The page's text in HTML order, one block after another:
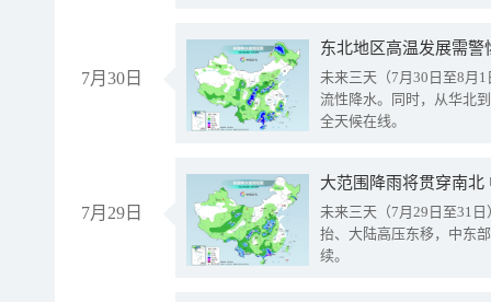
7月30日
东北地区高温发展需
未来三天（7月30日至8月
流性降水。同时，从华北
全天候在线。
7月29日
大范围降雨将贯穿南
未来三天（7月29日至31
抬、大陆高压东移，中东
续。